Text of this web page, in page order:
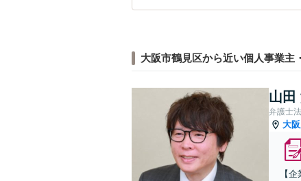
大阪市鶴見区から近い個人事業主
山田
弁護士
大
【